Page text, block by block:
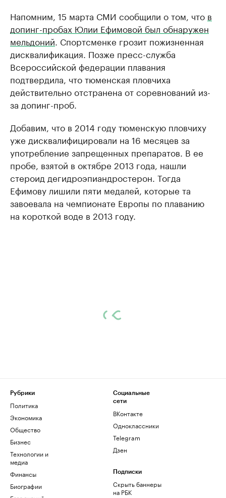
Напомним, 15 марта СМИ сообщили о том, что в
допинг-пробах Юлии Ефимовой был обнаружен
мельдоний . Спортсменке грозит пожизненная
дисквалификация. Позже пресс-служба
Всероссийской федерации плавания
подтвердила, что тюменская пловчиха
действительно отстранена от соревнований из-
за допинг-проб.
Добавим, что в 2014 году тюменскую пловчиху
уже дисквалифицировали на 16 месяцев за
употребление запрещенных препаратов. В ее
пробе, взятой в октябре 2013 года, нашли
стероид дегидроэпиандростерон. Тогда
Ефимову лишили пяти медалей, которые та
завоевала на чемпионате Европы по плаванию
на короткой воде в 2013 году.
Рубрики
Политика
Экономика
Общество
Бизнес
Технологии и
медиа
Финансы
Биографии
Социальные
сети
ВКонтакте
Одноклассники
Telegram
Дзен
Подписки
Скрыть баннеры
на РБК